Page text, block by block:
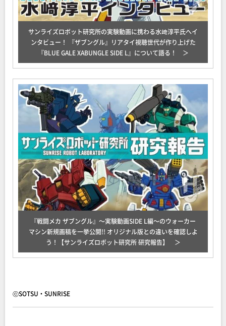
サンライズロボット研究所の実験動画に携わる水﨑淳平氏へイ
ンタビュー！ 『ザブングル』リアタイ視聴世代が作り上げた
『BLUE GALE XABUNGLE SIDE L』について語る！
『戦闘メカ ザブングル』～実験動画SIDE L編～のウォーカー
マシン新規画稿を一挙公開!! オリジナル版との違いを確認しよ
う！【サンライズロボット研究所 研究報告】
ⓒSOTSU・SUNRISE